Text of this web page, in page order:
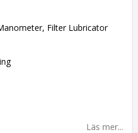
Filter Lubricator
Läs mer...